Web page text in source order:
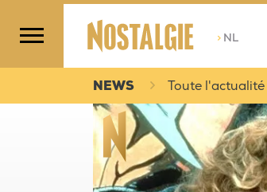
>NL
NEWS Toute l'actualité